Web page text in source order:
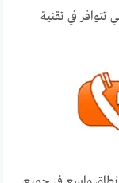
تتوافر في تقنية